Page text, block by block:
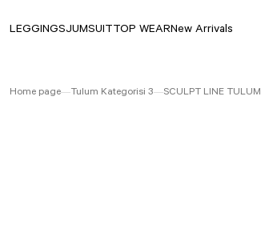
LEGGINGSJUMSUITTOP WEARNew Arrivals
Home page Tulum Kategorisi 3 SCULPT LINE TULUM